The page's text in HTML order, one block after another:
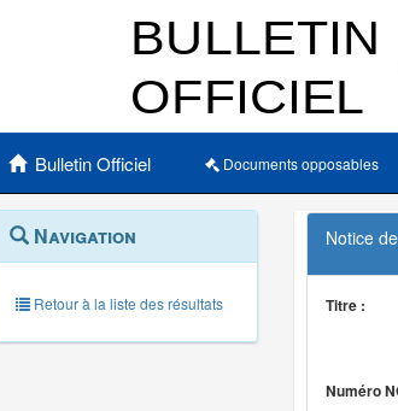
Bulletin Officiel Documents opposables
annexes
Menu
contextuel
Navigation
Retour à la liste des résultats
Notice
Titre :
Numéro